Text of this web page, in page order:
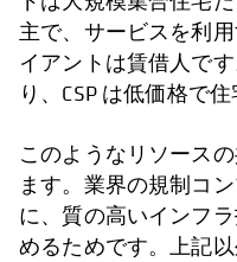
主で、サービスを利
イアントは賃借人で
り、CSP は低価格で
このようなリソース
ます。業界の規制コ
に、質の高いインフ
めるためです。上記